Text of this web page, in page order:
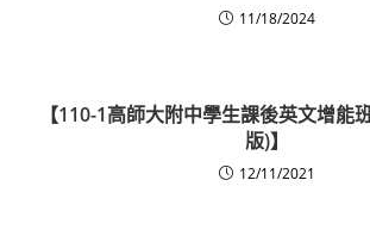
11/18/2024
【110-1高師大附中學生課後英文增能
版)】
12/11/2021